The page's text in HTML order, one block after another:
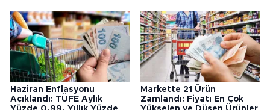
Haziran Enflasyonu
Açıklandı: TÜFE Aylık
Markette 21 Ürün
Zamlandı: Fiyatı En Çok